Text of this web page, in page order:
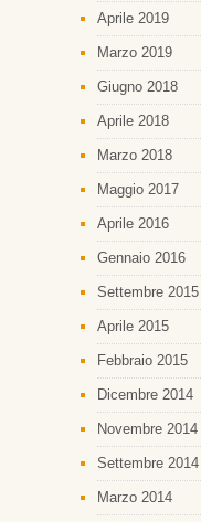
Aprile 2019
Marzo 2019
Giugno 2018
Aprile 2018
Marzo 2018
Maggio 2017
Aprile 2016
Gennaio 2016
Settembre 2015
Aprile 2015
Febbraio 2015
Dicembre 2014
Novembre 2014
Settembre 2014
Marzo 2014